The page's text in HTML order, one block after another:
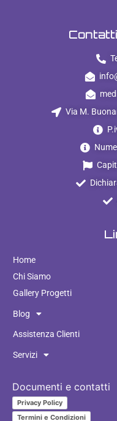
Via M.
Home
Chi Siamo
Gallery Progetti
Blog
Assistenza Clienti
Servizi
Documenti e contatti
Privacy Policy
Termini e Condizioni